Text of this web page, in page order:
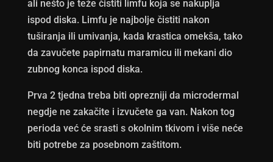
ali nešto je teže čistiti limfu koja se nakuplja
ispod diska. Limfu je najbolje čistiti nakon
tuširanja ili umivanja, kada krastica omekša, tako
da zavučete papirnatu maramicu ili mekani dio
zubnog konca ispod diska.
Prva 2 tjedna treba biti oprezniji da microdermal
negdje ne zakačite i izvučete ga van. Nakon tog
perioda već će srasti s okolnim tkivom i više neće
biti potrebe za posebnom zaštitom.